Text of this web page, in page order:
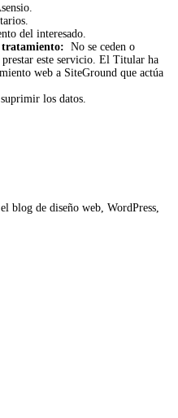
del interesado.
tratamiento: No se ceden o
prestar este servicio. El Titular ha
web a SiteGround que actúa
los datos.
blog de diseño web, WordPress,